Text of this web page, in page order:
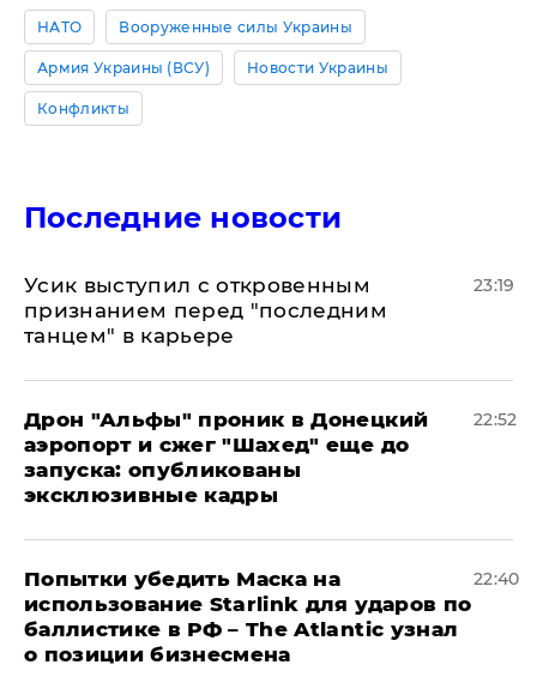
НАТО Вооруженные силы Украины
Армия Украины (ВСУ) Новости Украины
Конфликты
Последние новости
Усик выступил с откровенным
признанием перед "последним
танцем" в карьере
23:19
Дрон "Альфы" проник в Донецкий
аэропорт и сжег "Шахед" еще до
запуска: опубликованы
эксклюзивные кадры
22:52
Попытки убедить Маска на
использование Starlink для ударов по
баллистике в РФ – The Atlantic узнал
о позиции бизнесмена
22:40